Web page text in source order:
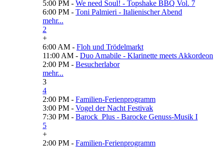
5:00 PM - We need Soul! - Topshake BBQ Vol. 7
6:00 PM - Toni Palmieri - Italienischer Abend
mehr...
2
+
6:00 AM - Floh und Trödelmarkt
11:00 AM - Duo Amabile - Klarinette meets Akkordeon
2:00 PM - Besucherlabor
mehr...
3
4
2:00 PM - Familien-Ferienprogramm
3:00 PM - Vogel der Nacht Festivak
7:30 PM - Barock_Plus - Barocke Genuss-Musik I
5
+
2:00 PM - Familien-Ferienprogramm